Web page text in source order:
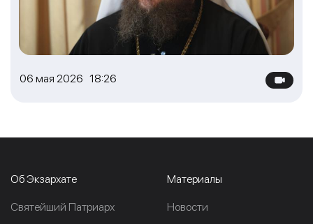
06 мая 2026 18:26
Об Экзархате
Cвятейший Патриарх
Материалы
Новости